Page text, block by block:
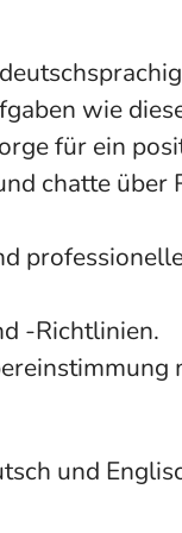
wie
für ein
chatte über
-Richtlinien.
und